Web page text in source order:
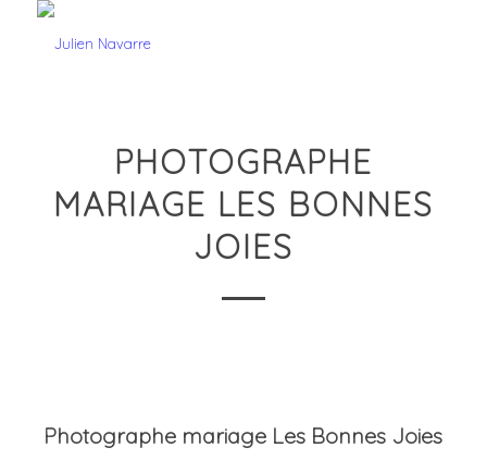
PHOTOGRAPHE
MARIAGE LES BONNES
JOIES
Photographe mariage Les Bonnes Joies